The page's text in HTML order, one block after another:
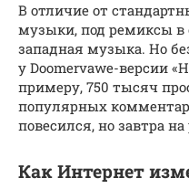
В отличие от
музыки, под ремиксы в
западная музыка. Но
у Doomervawe-версии
примеру, 750 тысяч
популярных
повесился, но завтра на
Как Интернет